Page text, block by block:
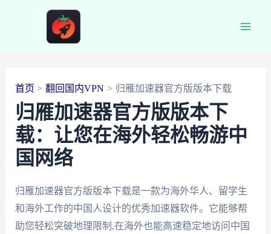
首页 翻回国内VPN 归雁加速器官方版版本下载
归雁加速器官方版版本下
载：让您在海外轻松畅游中
国网络
归雁加速器官方版版本下载是一款为海外华人、留学生
和海外工作的中国人设计的优秀加速器软件。它能够帮
助您轻松突破地理限制,在海外也能高速稳定地访问中国